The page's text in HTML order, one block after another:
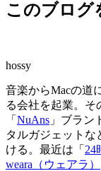
このブログ
hossy
音楽からMacの道
る会社を起業。そ
「 NuAns 」ブラン
タルガジェットな
ける。最近は「 24
weara（ウェアラ）